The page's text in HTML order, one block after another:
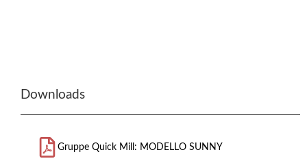
Downloads
Gruppe Quick Mill: MODELLO SUNNY